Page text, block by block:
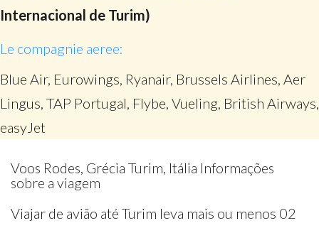
Internacional de Turim)
Le compagnie aeree:
Blue Air, Eurowings, Ryanair, Brussels Airlines, Aer
Lingus, TAP Portugal, Flybe, Vueling, British Airways,
easyJet
Voos Rodes, Grécia Turim, Itália Informações
sobre a viagem
Viajar de avião até Turim leva mais ou menos 02